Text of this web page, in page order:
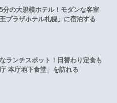
分の大規模ホテル！モダンな客室
プラザホテル札幌」に宿泊する
ランチスポット！日替わり定食も
本庁地下食堂」を訪れる